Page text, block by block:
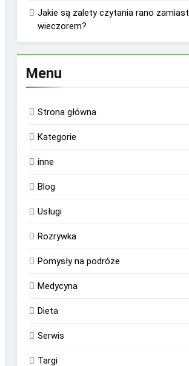
Jakie są zalety czytania rano zamiast
wieczorem?
Menu
Strona główna
Kategorie
inne
Blog
Usługi
Rozrywka
Pomysły na podróże
Medycyna
Dieta
Serwis
Targi